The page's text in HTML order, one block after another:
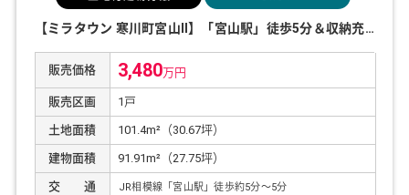
【ミラタウン 寒川町宮山Ⅱ】「宮山駅」徒歩5分＆収納充実！
販売価格 3,480万円
販売区画 1戸
土地面積 101.4m²（30.67坪）
建物面積 91.91m²（27.75坪）
交 通 JR相模線「宮山駅」徒歩約5分～5分